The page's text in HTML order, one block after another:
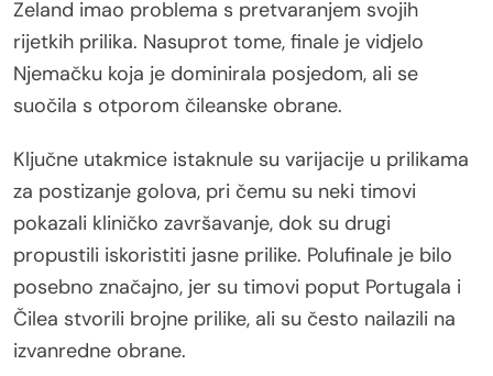
Zeland imao problema s pretvaranjem svojih
rijetkih prilika. Nasuprot tome, finale je vidjelo
Njemačku koja je dominirala posjedom, ali se
suočila s otporom čileanske obrane.
Ključne utakmice istaknule su varijacije u prilikama
za postizanje golova, pri čemu su neki timovi
pokazali kliničko završavanje, dok su drugi
propustili iskoristiti jasne prilike. Polufinale je bilo
posebno značajno, jer su timovi poput Portugala i
Čilea stvorili brojne prilike, ali su često nailazili na
izvanredne obrane.